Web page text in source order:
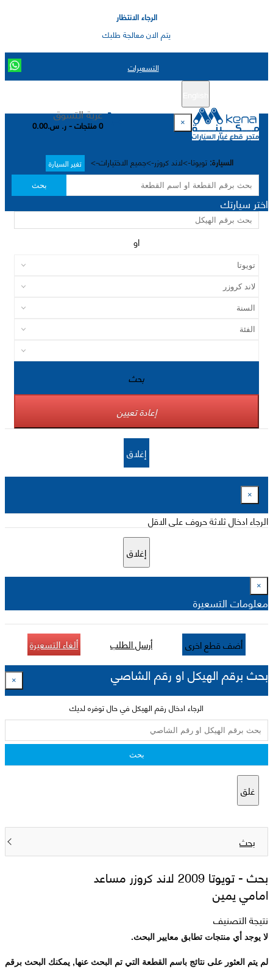
الرجاء الانتظار
يتم الان معالجة طلبك
التسعيرات
عربة التسوق
0 منتجات - ر. س.0.00
السيارة: تويوتا->لاند كروزر->جميع الاختيارات-> تغير السيارة
بحث
×
اختر سيارتك
او
بحث
إعادة تعيين
إغلاق
×
الرجاء ادخال ثلاثة حروف على الاقل
إغلاق
×
معلومات التسعيرة
أضف قطع اخرى أرسل الطلب ألغاء التسعيرة
بحث برقم الهيكل او رقم الشاصي ×
الرجاء ادخال رقم الهيكل في حال توفره لديك
بحث
غلق
بحث
بحث - تويوتا 2009 لاند كروزر مساعد
امامي يمين
نتيجة التصنيف
لا يوجد أي منتجات تطابق معايير البحث.
لم يتم العثور على نتائج باسم القطعة التي تم البحث عنها, يمكنك البحث برقم